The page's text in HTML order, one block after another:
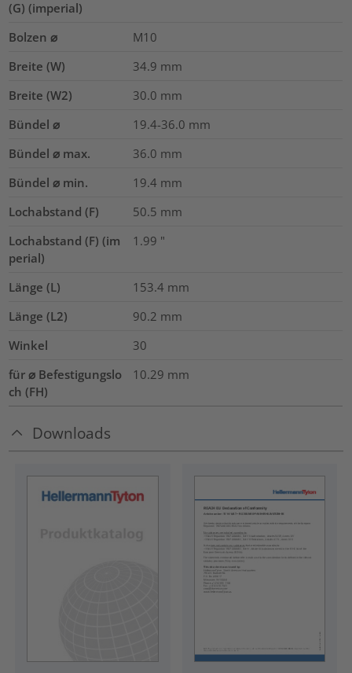
(G) (imperial)
Bolzen ⌀
M10
Breite (W)
34.9 mm
Breite (W2)
30.0 mm
Bündel ⌀
19.4-36.0 mm
Bündel ⌀ max.
36.0 mm
Bündel ⌀ min.
19.4 mm
Lochabstand (F)
50.5 mm
Lochabstand (F) (im
perial)
1.99 "
Länge (L) 153.4 mm
Länge (L2)
90.2 mm
Winkel
30
für ⌀ Befestigungslo
ch (FH)
10.29 mm
Downloads